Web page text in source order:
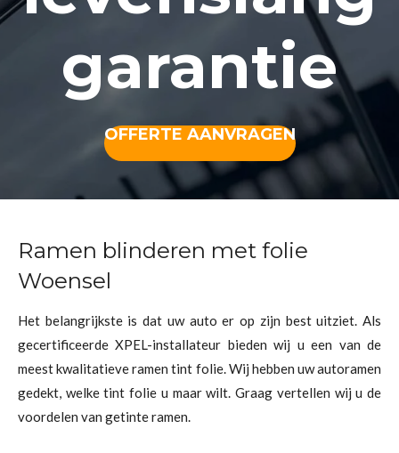
garantie
OFFERTE AANVRAGEN
Ramen blinderen met folie
Woensel
Het belangrijkste is dat uw auto er op zijn best uitziet. Als
gecertificeerde XPEL-installateur bieden wij u een van de
meest kwalitatieve ramen tint folie. Wij hebben uw autoramen
gedekt, welke tint folie u maar wilt. Graag vertellen wij u de
voordelen van getinte ramen.